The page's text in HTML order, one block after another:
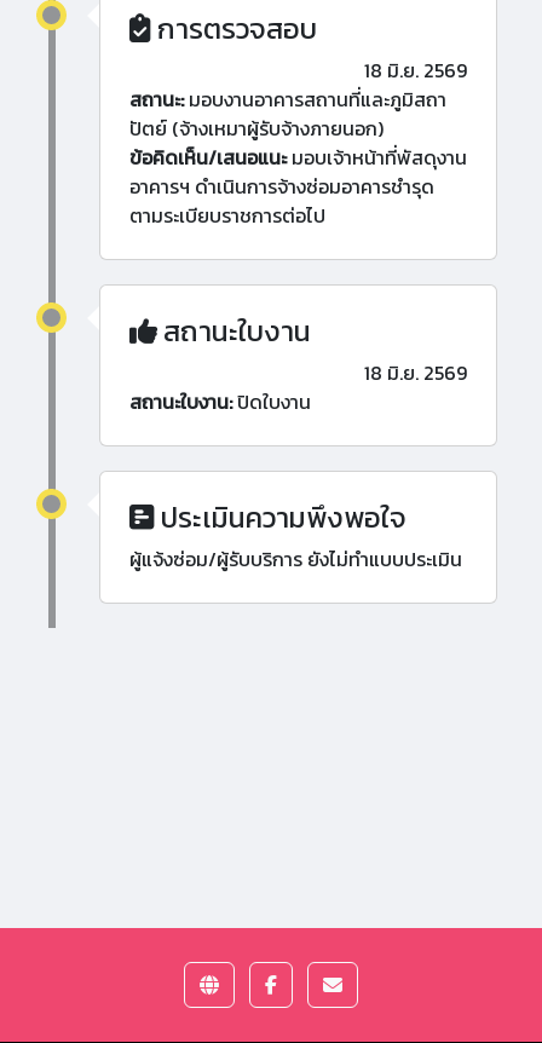
การตรวจสอบ
18 มิ.ย. 2569
สถานะ:มอบงานอาคารสถานที่และภูมิสถา
ปัตย์ (จ้างเหมาผู้รับจ้างภายนอก)
ข้อคิดเห็น/เสนอแนะมอบเจ้าหน้าที่พัสดุงาน
อาคารฯ ดำเนินการจ้างซ่อมอาคารชำรุด
ตามระเบียบราชการต่อไป
สถานะใบงาน
18 มิ.ย. 2569
สถานะใบงาน:ปิดใบงาน
ประเมินความพึงพอใจ
ผู้แจ้งซ่อม/ผู้รับบริการ ยังไม่ทำแบบประเมิน